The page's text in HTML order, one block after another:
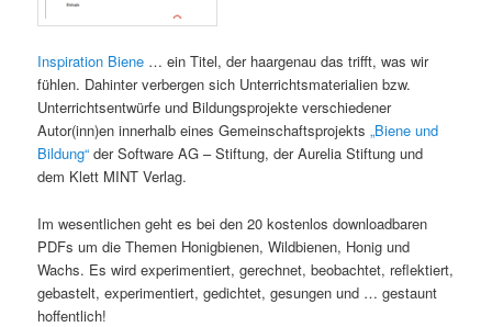
Inspiration Biene … ein Titel, der haargenau das trifft, was wir
fühlen. Dahinter verbergen sich Unterrichtsmaterialien bzw.
Unterrichtsentwürfe und Bildungsprojekte verschiedener
Autor(inn)en innerhalb eines Gemeinschaftsprojekts„Biene und
Bildung“ der Software AG – Stiftung, der Aurelia Stiftung und
dem Klett MINT Verlag.
Im wesentlichen geht es bei den 20 kostenlos downloadbaren
PDFs um die Themen Honigbienen, Wildbienen, Honig und
Wachs. Es wird experimentiert, gerechnet, beobachtet, reflektiert,
gebastelt, experimentiert, gedichtet, gesungen und … gestaunt
hoffentlich!